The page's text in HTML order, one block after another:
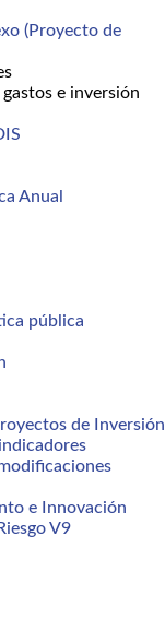
(Proyecto de
e inversión
Anual
pública
de Inversión
e Innovación
V9